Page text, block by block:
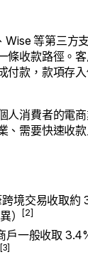
Wise 等第三方
條收款路徑。
付款，款項存
人消費者的電
、需要快速收
境交易收取約
）[2]
戶一般收取
[3]